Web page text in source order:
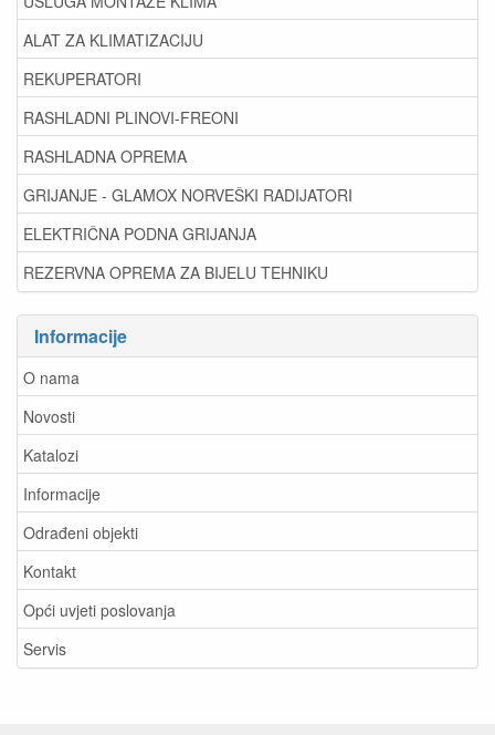
ALAT ZA KLIMATIZACIJU
REKUPERATORI
RASHLADNI PLINOVI-FREONI
RASHLADNA OPREMA
GRIJANJE - GLAMOX NORVEŠKI RADIJATORI
ELEKTRIČNA PODNA GRIJANJA
REZERVNA OPREMA ZA BIJELU TEHNIKU
Informacije
O nama
Novosti
Katalozi
Informacije
Odrađeni objekti
Kontakt
Opći uvjeti poslovanja
Servis